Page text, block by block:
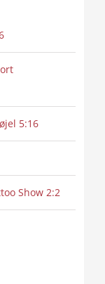
5:16
Show 2:2